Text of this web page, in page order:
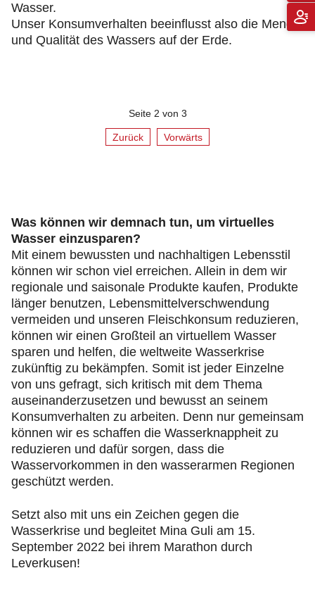
Wasser.
Unser Konsumverhalten beeinflusst also die Menge
und Qualität des Wassers auf der Erde.
Seite 2 von 3
Zurück Vorwärts
Was können wir demnach tun, um virtuelles
Wasser einzusparen?
Mit einem bewussten und nachhaltigen Lebensstil
können wir schon viel erreichen. Allein in dem wir
regionale und saisonale Produkte kaufen, Produkte
länger benutzen, Lebensmittelverschwendung
vermeiden und unseren Fleischkonsum reduzieren,
können wir einen Großteil an virtuellem Wasser
sparen und helfen, die weltweite Wasserkrise
zukünftig zu bekämpfen. Somit ist jeder Einzelne
von uns gefragt, sich kritisch mit dem Thema
auseinanderzusetzen und bewusst an seinem
Konsumverhalten zu arbeiten. Denn nur gemeinsam
können wir es schaffen die Wasserknappheit zu
reduzieren und dafür sorgen, dass die
Wasservorkommen in den wasserarmen Regionen
geschützt werden.
Setzt also mit uns ein Zeichen gegen die
Wasserkrise und begleitet Mina Guli am 15.
September 2022 bei ihrem Marathon durch
Leverkusen!